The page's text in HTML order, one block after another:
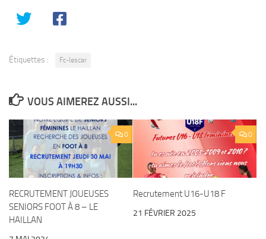
Étiquettes : Fc-lescar
VOUS AIMEREZ AUSSI...
0
RECRUTEMENT JOUEUSES
SENIORS FOOT À 8 – LE
HAILLAN
0
Recrutement U16-U18 F
21 FÉVRIER 2025